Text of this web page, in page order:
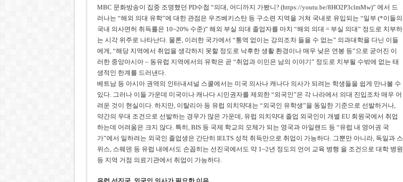
MBC 문화방송이 집중 조명했던 PD수첩 “의대, 어디까지 가봤니? (https://youtu.be/8HO2P3clmMw)” 에서 드
러나는 “해외 의대 유학”에 대한 관점은 우즈베키스탄 등 구소련 지역을 거쳐 국내로 유입되는 “일부 (*이들의
국내 의사면허 취득률은 10~20% 수준)” 해외 부실 의대 졸업자를 마치 “해외 의대 = 부실 의대” 정도로 치부하
는 시각 위주로 나타난다. 물론, 이러한 국가에서 “통역 없이는 강의조차 들을 수 없는” 의과대학을 다닌 이들
에게, “해당 지역에서 취업을 생각하지 못할 정도로 낙후한 생활 환경이나 매우 낮은 연봉 등”으로 굳어진 이
러한 중앙아시아 – 동유럽 지역에서의 유학은 곧 “취업과 이민은 남의 이야기” 정도로 치부될 수밖에 없는 태
생적인 한계를 드러낸다.
베트남 등 아시아 권역의 인터내셔널 스쿨에서는 미국 의사나 캐나다 의사가 되려는 학생들을 쉽게 만나볼 수
있다. 그러나 이들 가운데 미국이나 캐나다 시민권자를 제외한 “외국인”은 각 나라에서 의대 진입조차 매우 어
려운 것이 현실이다. 하지만, 이탈리아 등 유럽 의치약대는 “외국인 유학생”을 동일한 기준으로 선발하거나,
약간의 우대 조건으로 선발하는 경우가 많은 가운데, 유럽 의치약대 졸업 외국인이 개별 EU 회원국에서 취업
하는데 어려움은 크지 않다. 특히, BIS 등 국제 학교의 모체가 되는 영국과 아일랜드 등 “유럽 내 영어권 국
가”에서 일하려는 외국인 졸업생은 간단히 IELTS 성적 취득만으로 취업이 가능하다. 그뿐만 아니라, 독일과 스
위스, 스웨덴 등 유럽 내에서도 손꼽히는 선진국에서도 약 1~2년 정도의 언어 교육 병행 을 조건으로 대학 병원
등 지역 거점 의료기관에서 취업이 가능하다.